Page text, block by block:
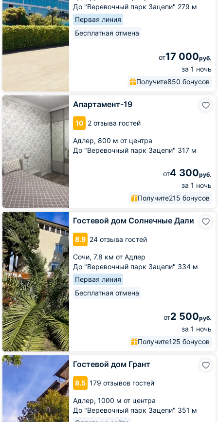
До "Веревочный парк Зацепи" 279 м
Первая линия
Бесплатная отмена
от17 000руб.
за 1 ночь
Получите850 бонусов
Апартамент-19
10 2 отзыва гостей
Адлер, 800 м от центра
До "Веревочный парк Зацепи" 317 м
от4 300руб.
за 1 ночь
Получите215 бонусов
Апартамент-19
Гостевой дом Солнечные Дали
8.9 24 отзыва гостей
Сочи, 7.8 км от Адлер
До "Веревочный парк Зацепи" 334 м
Первая линия
Бесплатная отмена
от2 500руб.
за 1 ночь
Получите125 бонусов
Гостевой
дом
Солнечные
Дали
Гостевой дом Грант
8.5 179 отзывов гостей
Адлер, 1000 м от центра
До "Веревочный парк Зацепи" 351 м
Гостевой
дом